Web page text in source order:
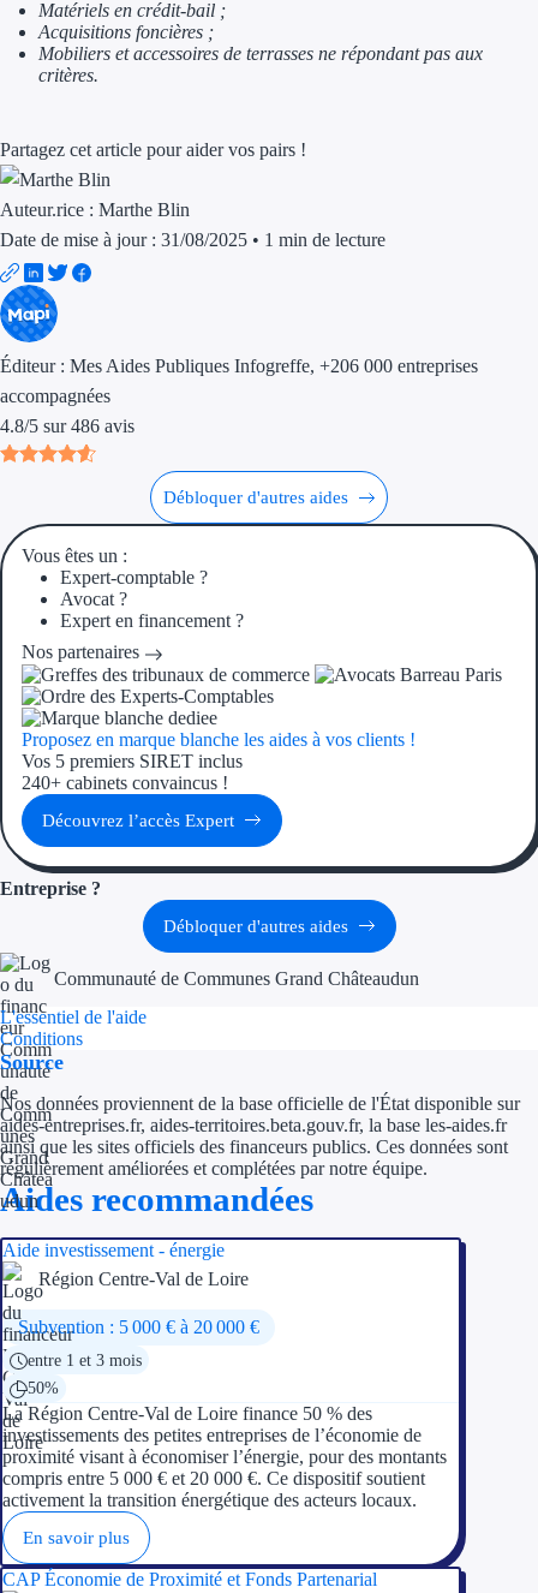
Ressources
Matériels en crédit-bail ;
Acquisitions foncières ;
Mobiliers et accessoires de terrasses ne répondant pas aux
critères.
Partagez cet article pour aider vos pairs !
Auteur.rice : Marthe Blin
Date de mise à jour : 31/08/2025 • 1 min de lecture
Éditeur : Mes Aides Publiques Infogreffe, +206 000 entreprises
accompagnées
4.8/5 sur 486 avis
Débloquer d'autres aides
Vous êtes un :
Expert-comptable ?
Avocat ?
Expert en financement ?
Nos partenaires
Proposez en marque blanche les aides à vos clients !
Vos 5 premiers SIRET inclus
240+ cabinets convaincus !
Découvrez l’accès Expert
Entreprise ?
Débloquer d'autres aides
Communauté de Communes Grand Châteaudun
L'essentiel de l'aide
Conditions
Source
Nos données proviennent de la base officielle de l'État disponible sur
aides-entreprises.fr, aides-territoires.beta.gouv.fr, la base les-aides.fr
ainsi que les sites officiels des financeurs publics. Ces données sont
régulièrement améliorées et complétées par notre équipe.
Aides recommandées
Aide investissement - énergie
Région Centre-Val de Loire
Subvention : 5 000 € à 20 000 €
entre 1 et 3 mois
50%
La Région Centre-Val de Loire finance 50 % des
investissements des petites entreprises de l’économie de
proximité visant à économiser l’énergie, pour des montants
compris entre 5 000 € et 20 000 €. Ce dispositif soutient
activement la transition énergétique des acteurs locaux.
En savoir plus
CAP Économie de Proximité et Fonds Partenarial